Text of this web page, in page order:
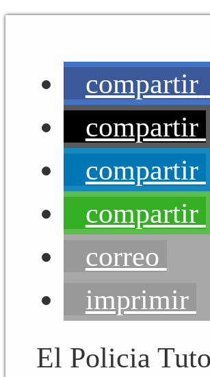
compartir
compartir
compartir
compartir
correo
imprimir
El Policia